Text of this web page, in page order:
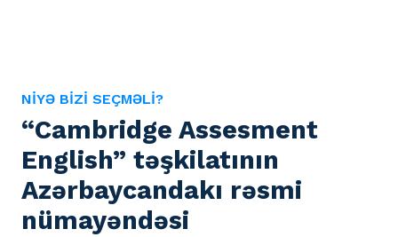
NİYƏ BİZİ SEÇMƏLİ?
“Cambridge Assesment
English” təşkilatının
Azərbaycandakı rəsmi
nümayəndəsi